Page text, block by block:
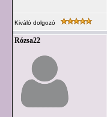
Kiváló dolgozó
Rózsa22